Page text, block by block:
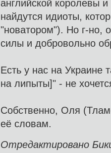
английской королевы
найдутся идиоты,
"новатором"). Но г-но,
силы и добровольно
Есть у нас на Украине
на липыты]" - не
Собственно, Оля
её словам.
Отредактировано